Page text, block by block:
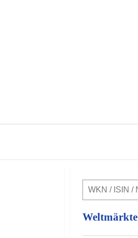
Weltmärkte